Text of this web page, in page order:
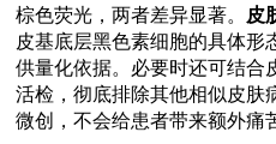
棕色荧光，两者差异显著。 皮
皮基底层黑色素细胞的具体形
供量化依据。必要时还可结合
活检，彻底排除其他相似皮肤
微创，不会给患者带来额外痛